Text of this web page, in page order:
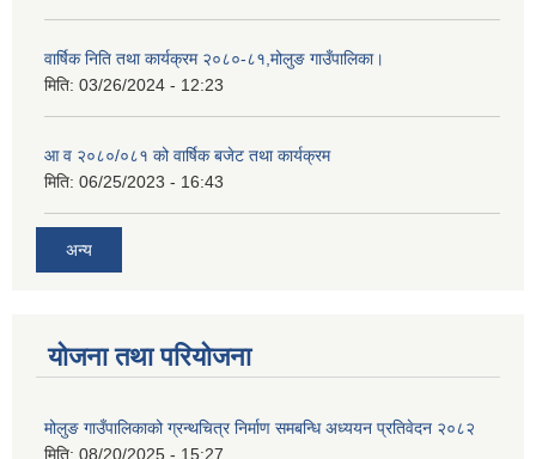
वार्षिक निति तथा कार्यक्रम २०८०-८१,मोलुङ गाउँपालिका।
मिति: 03/26/2024 - 12:23
आ व २०८०/०८१ को वार्षिक बजेट तथा कार्यक्रम
मिति: 06/25/2023 - 16:43
अन्य
योजना तथा परियोजना
मोलुङ गाउँपालिकाको ग्रन्थचित्र निर्माण समबन्धि अध्ययन प्रतिवेदन २०८२
मिति: 08/20/2025 - 15:27